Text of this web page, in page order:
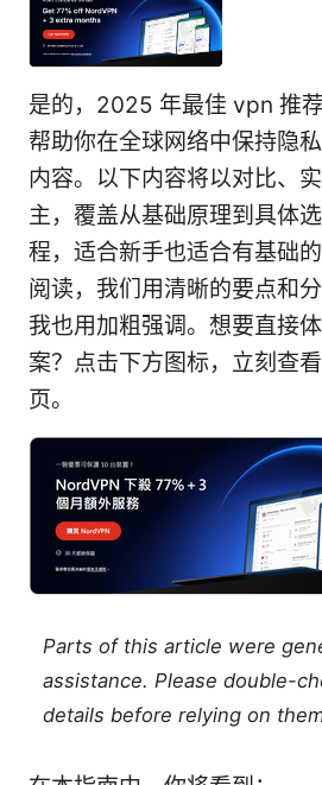
是的，2025 年最佳 vpn 推荐
帮助你在全球网络中保持隐
内容。以下内容将以对比、
主，覆盖从基础原理到具体
程，适合新手也适合有基础
阅读，我们用清晰的要点和
我也用加粗强调。想要直接
案？点击下方图标，立刻查
页。
Parts of this article were
assistance. Please double-
details before relying on